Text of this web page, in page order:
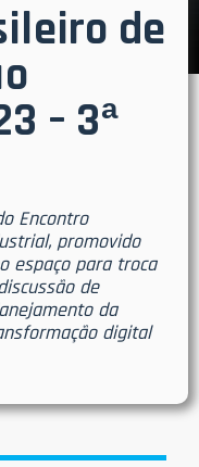
de
– 3ª
Encontro
promovido
espaço para troca
de
da
digital